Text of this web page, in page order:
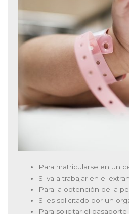
Para matricularse en un
Si va a trabajar en el
Para la obtención de la
Si es solicitado por un
Para solicitar el pasaporte